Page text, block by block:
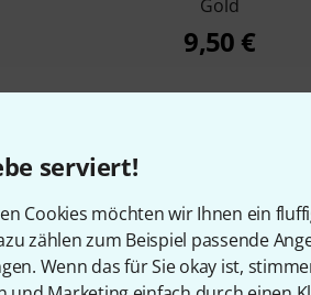
serviert!
Cookies möchten wir Ihnen ein
zählen zum Beispiel passende
Wenn das für Sie okay ist,
Gold
9,50 €